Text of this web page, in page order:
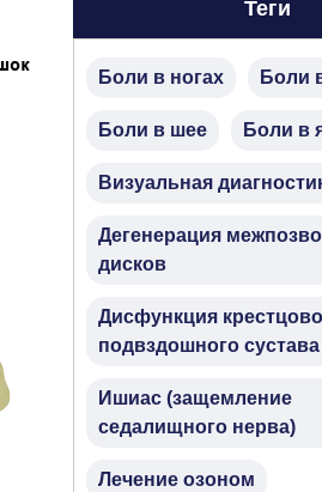
Теги
Боли в ногах Боли
Боли в шее Боли в
Визуальная
Дегенерация
дисков
Дисфункция
подвздошного сустава
Ишиас (защемление
седалищного нерва)
Лечение озоном